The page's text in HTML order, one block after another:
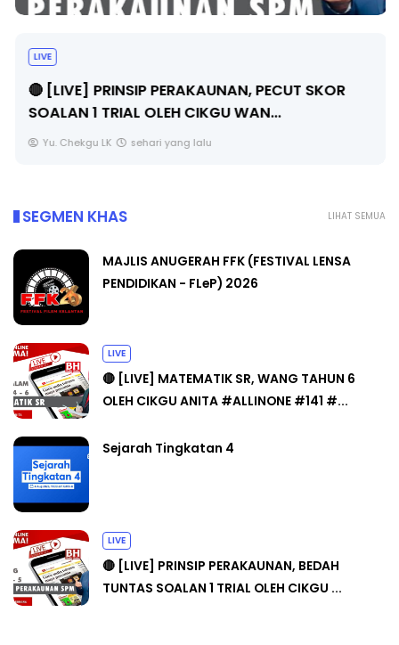
LIVE
🔴 [LIVE] PRINSIP PERAKAUNAN, PECUT SKOR
SOALAN 1 TRIAL OLEH CIKGU WAN...
Yu. Chekgu LK sehari yang lalu
LIHAT SEMUA
SEGMEN KHAS
MAJLIS ANUGERAH FFK (FESTIVAL LENSA
PENDIDIKAN - FLeP) 2026
LIVE
🔴 [LIVE] MATEMATIK SR, WANG TAHUN 6
OLEH CIKGU ANITA #ALLINONE #141 #...
Sejarah Tingkatan 4
LIVE
🔴 [LIVE] PRINSIP PERAKAUNAN, BEDAH
TUNTAS SOALAN 1 TRIAL OLEH CIKGU ...